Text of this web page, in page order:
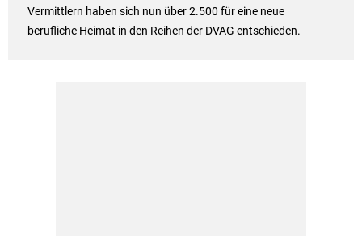
Vermittlern haben sich nun über 2.500 für eine neue
berufliche Heimat in den Reihen der DVAG entschieden.